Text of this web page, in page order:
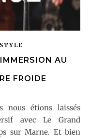
AU
FROIDE
avec Le Grand
sur Marne. Et bien